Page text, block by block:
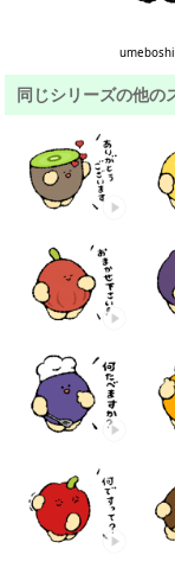
同じシリーズの他の